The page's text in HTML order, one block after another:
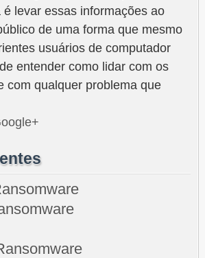
levar essas informações ao
de uma forma que mesmo
usuários de computador
entender como lidar com os
com qualquer problema que